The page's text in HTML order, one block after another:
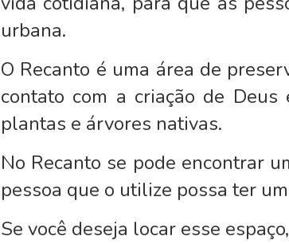
urbana.
O Recanto é uma área de
contato com a criação de
plantas e árvores nativas.
No Recanto se pode encontrar
pessoa que o utilize possa ter
Se você deseja locar esse